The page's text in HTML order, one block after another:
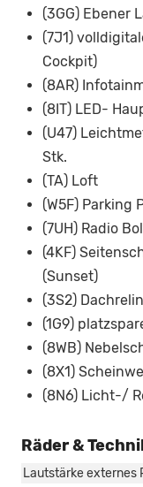
(3GG) Ebener
(7J1)
Cockpit)
(8AR)
(8IT) LED-
(U47)
Stk.
(TA) Loft
(W5F) Parking
(7UH) Radio
(4KF)
(Sunset)
(3S2)
(1G9)
(8WB)
(8X1)
(8N6) Licht-/
Räder &
Lautstärke externes